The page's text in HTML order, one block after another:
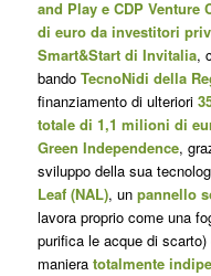
and Play e CDP
di euro da investitori
Smart&Start di Invitalia,
bando TecnoNidi della
finanziamento di ulteriori
totale di 1,1 milioni di
Green Independence,
sviluppo della sua
Leaf (NAL), un pannello
lavora proprio come una
purifica le acque di scarto)
maniera totalmente